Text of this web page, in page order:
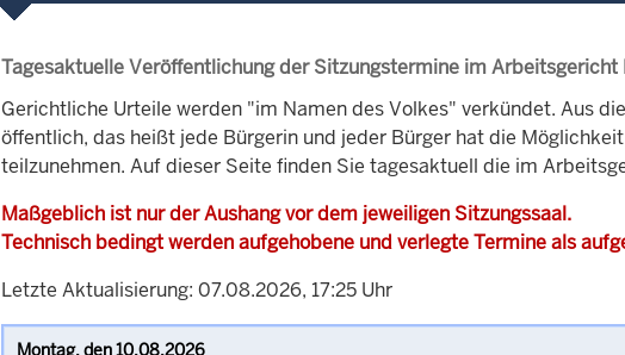
Tagesaktuelle Veröffentlichung der Sitzungstermine im Arbeitsgericht
Gerichtliche Urteile werden "im Namen des Volkes" verkündet. Aus
öffentlich, das heißt jede Bürgerin und jeder Bürger hat die
teilzunehmen. Auf dieser Seite finden Sie tagesaktuell die im
Maßgeblich ist nur der Aushang vor dem jeweiligen Sitzungssaal.
Technisch bedingt werden aufgehobene und verlegte Termine als
Letzte Aktualisierung: 07.08.2026, 17:25 Uhr